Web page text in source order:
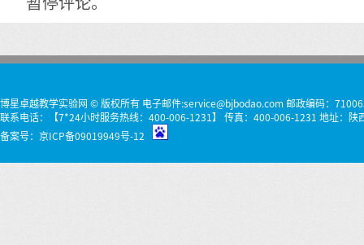
博星卓越教学实验网 © 版权所有 电子邮件:service@bjbodao.com 邮政编码：
联系电话：【7*24小时服务热线：400-006-1231】 传真：400-006-1231 地址：陕
备案号： 京ICP备09019949号-12